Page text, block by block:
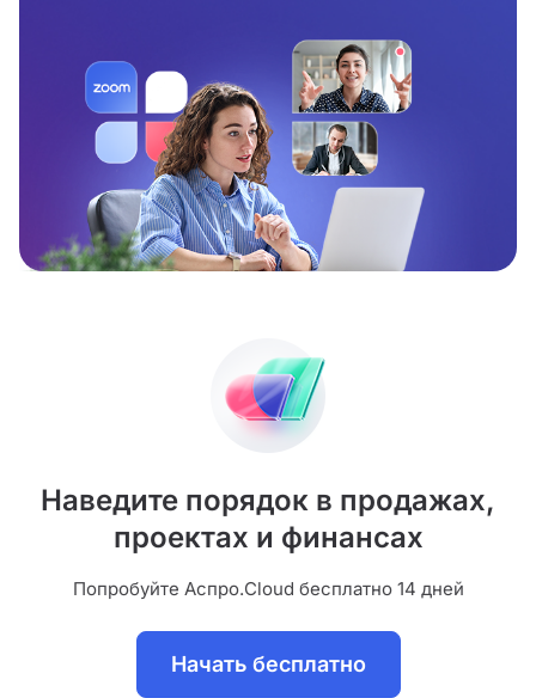
Наведите порядок в продажах,
проектах и финансах
Попробуйте Аспро.Cloud бесплатно 14 дней
Начать бесплатно